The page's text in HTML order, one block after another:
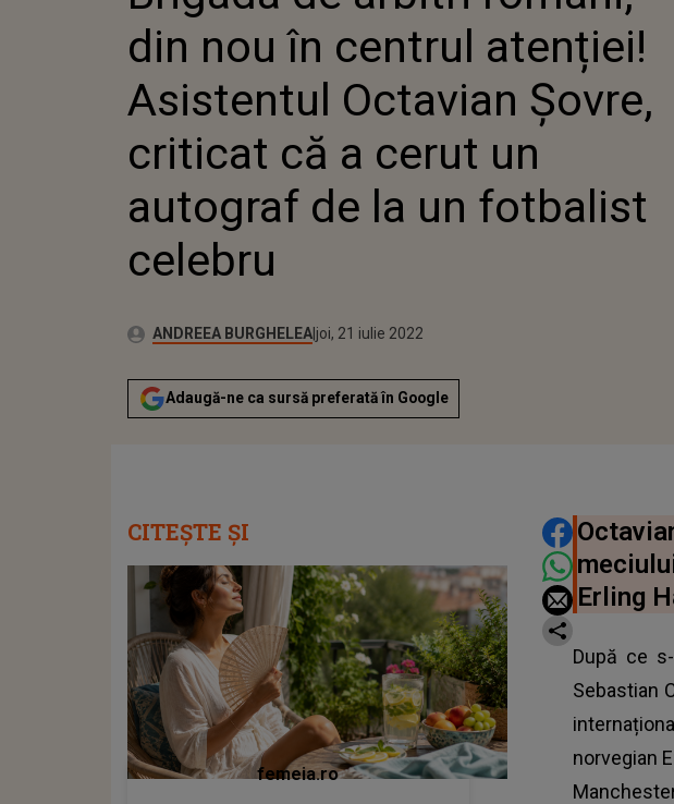
CRITICAT CĂ A CERUT UN
AUTOGRAF DE LA UN FOTBALIST
CELEBRU
din nou în centrul atenției!
Asistentul Octavian Șovre,
criticat că a cerut un
autograf de la un fotbalist
celebru
Autor:ANDREEA BURGHELEAPublicat:
joi, 8 aprilie 2021
Actualizat:
joi, 21 iulie 2022
Adaugă-ne ca sursă preferată în Google
Erling
După ce
Sebastian
norvegian
CITEȘTE ȘI
femeia.ro